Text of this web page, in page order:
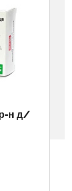
н д/